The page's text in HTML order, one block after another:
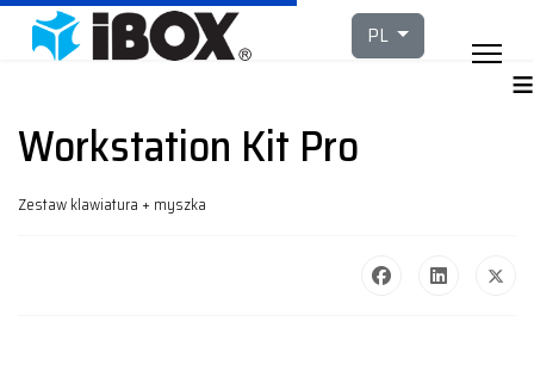
Wybierz swój język
PL
≡
Workstation Kit Pro
Zestaw klawiatura + myszka